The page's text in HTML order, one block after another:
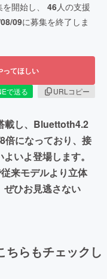
開始し、 46人の支援
09に募集を終了しま
ってほしい
で送る
URLコピー
載し、Bluettoth4.2
倍になっており、接
いよ登場します。
来モデルより立体
ぜひお見逃さない
ちらもチェックし